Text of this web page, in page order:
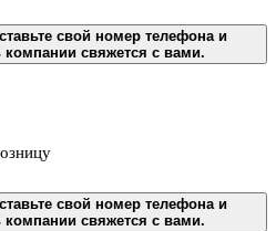
свой номер телефона и
компании свяжется с вами.
свой номер телефона и
компании свяжется с вами.